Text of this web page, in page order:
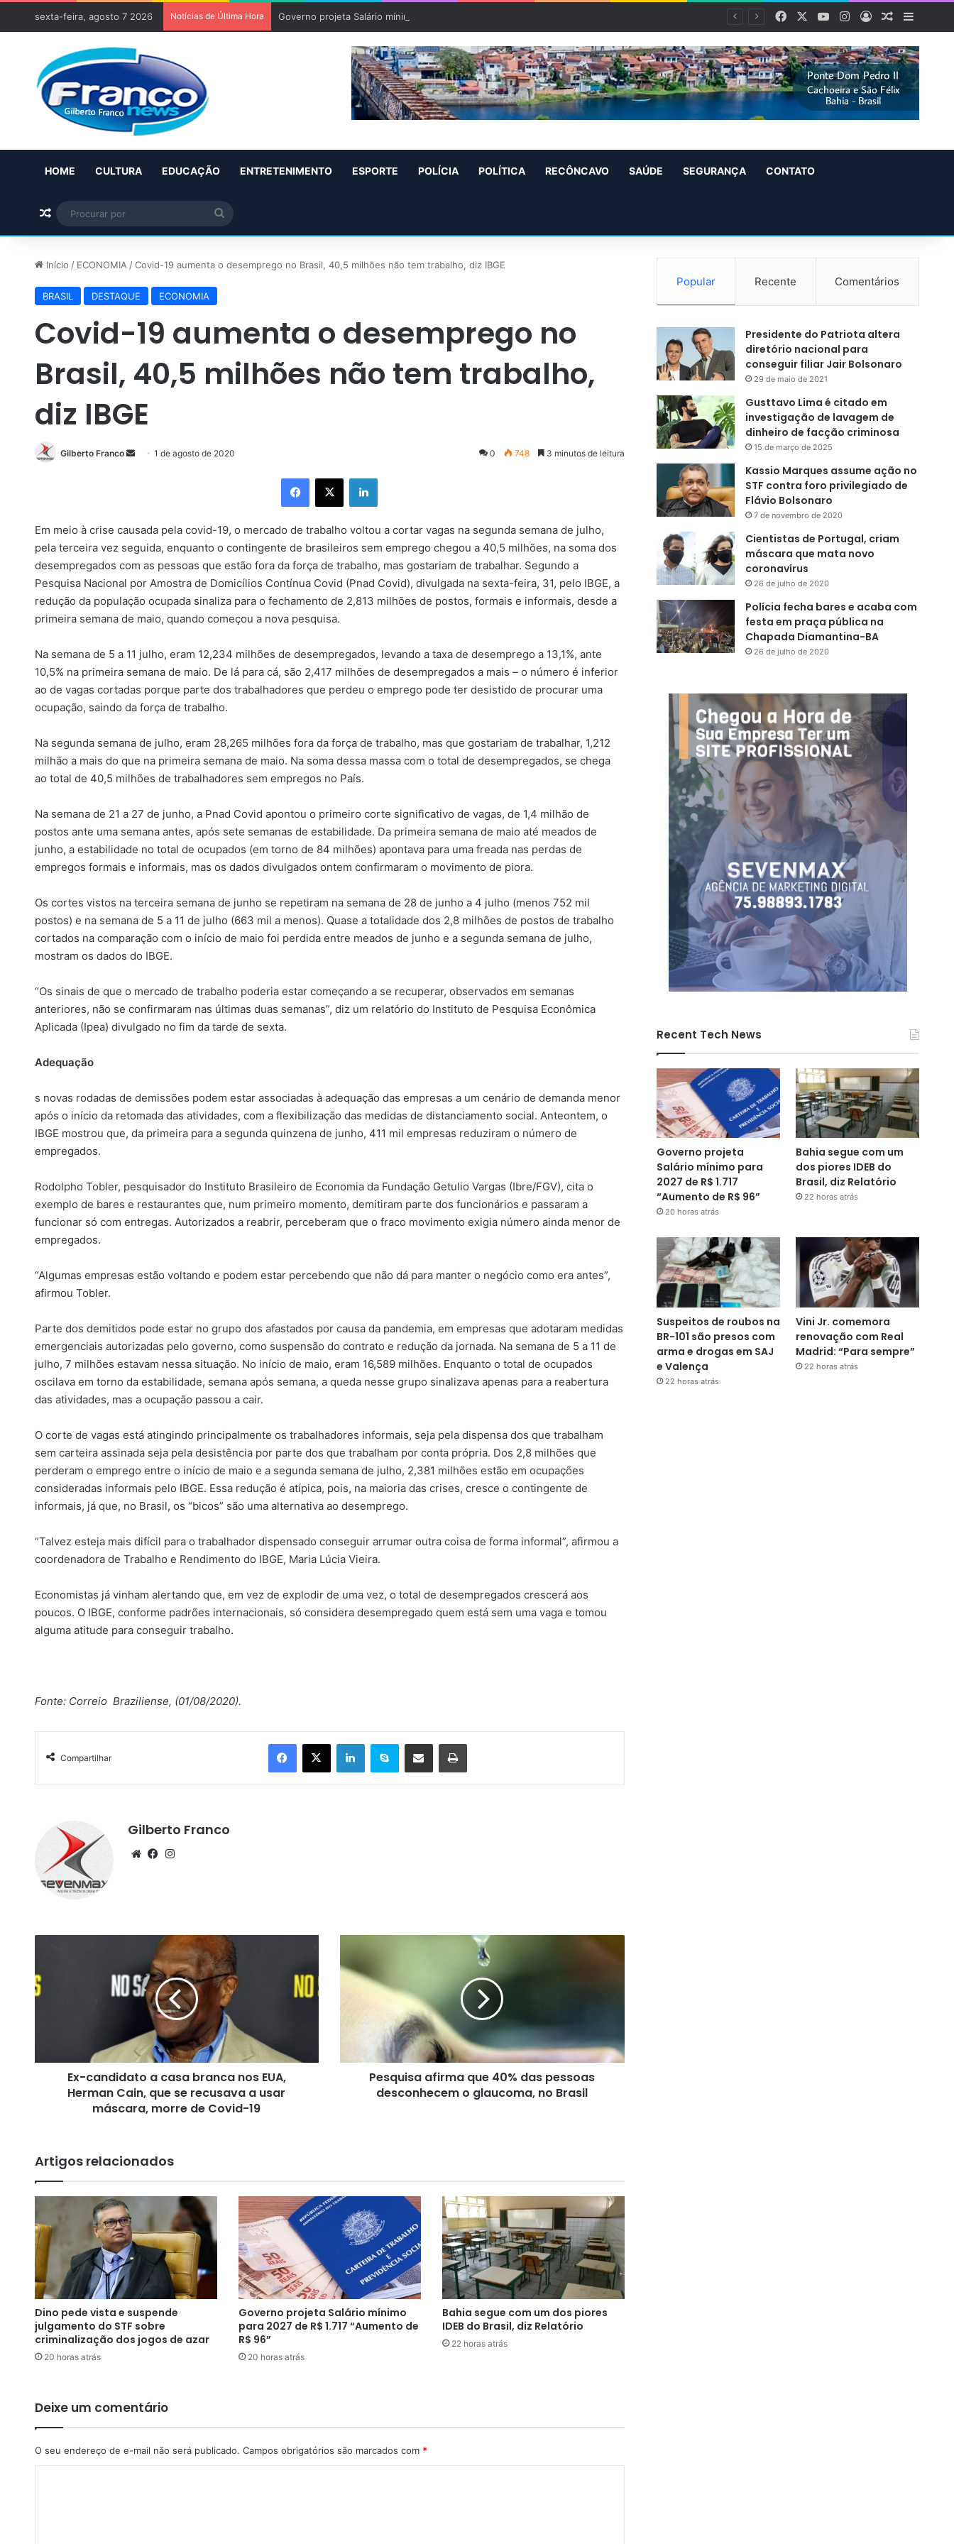
sexta-feira, agosto 7 2026 Notícias de Última Hora Governo projeta Salário mínimo para 2027 de R$ 1.717 “Aumento de R$ 96” FacebookYouTubeInstagram
EntrarArtigo
HOME CULTURA EDUCAÇÃO ENTRETENIMENTO ESPORTE POLÍCIA POLÍTICA RECÔNCAVO SAÚDE SEGURANÇA CONTATO
Artigo aleatório
Procurar
por
Início / ECONOMIA / Covid-19 aumenta o desemprego no Brasil, 40,5 milhões não tem trabalho, diz IBGE
BRASIL DESTAQUE ECONOMIA
Covid-19 aumenta o desemprego no
Brasil, 40,5 milhões não tem trabalho,
diz IBGE
Gilberto Franco
M
m
e
-
m
a
l
1 de agosto de 2020 0 748 3 minutos de leitura
X
Em meio à crise causada pela covid-19, o mercado de trabalho voltou a cortar vagas na segunda semana de julho,
pela terceira vez seguida, enquanto o contingente de brasileiros sem emprego chegou a 40,5 milhões, na soma dos
desempregados com as pessoas que estão fora da força de trabalho, mas gostariam de trabalhar. Segundo a
Pesquisa Nacional por Amostra de Domicílios Contínua Covid (Pnad Covid), divulgada na sexta-feira, 31, pelo IBGE, a
redução da população ocupada sinaliza para o fechamento de 2,813 milhões de postos, formais e informais, desde a
primeira semana de maio, quando começou a nova pesquisa.
Na semana de 5 a 11 julho, eram 12,234 milhões de desempregados, levando a taxa de desemprego a 13,1%, ante
10,5% na primeira semana de maio. De lá para cá, são 2,417 milhões de desempregados a mais – o número é inferior
ao de vagas cortadas porque parte dos trabalhadores que perdeu o emprego pode ter desistido de procurar uma
ocupação, saindo da força de trabalho.
Na segunda semana de julho, eram 28,265 milhões fora da força de trabalho, mas que gostariam de trabalhar, 1,212
milhão a mais do que na primeira semana de maio. Na soma dessa massa com o total de desempregados, se chega
ao total de 40,5 milhões de trabalhadores sem empregos no País.
Na semana de 21 a 27 de junho, a Pnad Covid apontou o primeiro corte significativo de vagas, de 1,4 milhão de
postos ante uma semana antes, após sete semanas de estabilidade. Da primeira semana de maio até meados de
junho, a estabilidade no total de ocupados (em torno de 84 milhões) apontava para uma freada nas perdas de
empregos formais e informais, mas os dados divulgados ontem confirmaram o movimento de piora.
Os cortes vistos na terceira semana de junho se repetiram na semana de 28 de junho a 4 julho (menos 752 mil
postos) e na semana de 5 a 11 de julho (663 mil a menos). Quase a totalidade dos 2,8 milhões de postos de trabalho
cortados na comparação com o início de maio foi perdida entre meados de junho e a segunda semana de julho,
mostram os dados do IBGE.
“Os sinais de que o mercado de trabalho poderia estar começando a se recuperar, observados em semanas
anteriores, não se confirmaram nas últimas duas semanas”, diz um relatório do Instituto de Pesquisa Econômica
Aplicada (Ipea) divulgado no fim da tarde de sexta.
Adequação
s novas rodadas de demissões podem estar associadas à adequação das empresas a um cenário de demanda menor
após o início da retomada das atividades, com a flexibilização das medidas de distanciamento social. Anteontem, o
IBGE mostrou que, da primeira para a segunda quinzena de junho, 411 mil empresas reduziram o número de
empregados.
Rodolpho Tobler, pesquisador do Instituto Brasileiro de Economia da Fundação Getulio Vargas (Ibre/FGV), cita o
exemplo de bares e restaurantes que, num primeiro momento, demitiram parte dos funcionários e passaram a
funcionar só com entregas. Autorizados a reabrir, perceberam que o fraco movimento exigia número ainda menor de
empregados.
“Algumas empresas estão voltando e podem estar percebendo que não dá para manter o negócio como era antes”,
afirmou Tobler.
Parte dos demitidos pode estar no grupo dos afastados por causa da pandemia, em empresas que adotaram medidas
emergenciais autorizadas pelo governo, como suspensão do contrato e redução da jornada. Na semana de 5 a 11 de
julho, 7 milhões estavam nessa situação. No início de maio, eram 16,589 milhões. Enquanto o total de ocupados
oscilava em torno da estabilidade, semana após semana, a queda nesse grupo sinalizava apenas para a reabertura
das atividades, mas a ocupação passou a cair.
O corte de vagas está atingindo principalmente os trabalhadores informais, seja pela dispensa dos que trabalham
sem carteira assinada seja pela desistência por parte dos que trabalham por conta própria. Dos 2,8 milhões que
perderam o emprego entre o início de maio e a segunda semana de julho, 2,381 milhões estão em ocupações
consideradas informais pelo IBGE. Essa redução é atípica, pois, na maioria das crises, cresce o contingente de
informais, já que, no Brasil, os “bicos” são uma alternativa ao desemprego.
“Talvez esteja mais difícil para o trabalhador dispensado conseguir arrumar outra coisa de forma informal”, afirmou a
coordenadora de Trabalho e Rendimento do IBGE, Maria Lúcia Vieira.
Economistas já vinham alertando que, em vez de explodir de uma vez, o total de desempregados crescerá aos
poucos. O IBGE, conforme padrões internacionais, só considera desempregado quem está sem uma vaga e tomou
alguma atitude para conseguir trabalho.
Fonte: Correio Braziliense, (01/08/2020).
Compartilhar
Facebook X Linkedin Skype Compartilhar via e-mail Imprimir
Gilberto Franco
We Fa
-
c
d
s
a
b
a
n
c
a
n
o
s
E
U
A
e
m
a
n
Ex-candidato a casa branca nos EUA,
Herman Cain, que se recusava a usar
máscara, morre de Covid-19
s
a
e
4
%
d
p
e
s
s
o
n
Pesquisa afirma que 40% das pessoas
desconhecem o glaucoma, no Brasil
Artigos relacionados
Dino pede vista e suspende
julgamento do STF sobre
criminalização dos jogos de azar
20 horas atrás
Governo projeta Salário mínimo
para 2027 de R$ 1.717 “Aumento de
R$ 96”
20 horas atrás
Bahia segue com um dos piores
IDEB do Brasil, diz Relatório
22 horas atrás
Deixe um comentário
O seu endereço de e-mail não será publicado. Campos obrigatórios são marcados com *
Popular Recente Comentários
Presidente do Patriota altera
diretório nacional para
conseguir filiar Jair Bolsonaro
29 de maio de 2021
Gusttavo Lima é citado em
investigação de lavagem de
dinheiro de facção criminosa
15 de março de 2025
Kassio Marques assume ação no
STF contra foro privilegiado de
Flávio Bolsonaro
7 de novembro de 2020
Cientistas de Portugal, criam
máscara que mata novo
coronavírus
26 de julho de 2020
Polícia fecha bares e acaba com
festa em praça pública na
Chapada Diamantina-BA
26 de julho de 2020
Recent Tech News
Governo projeta
Salário mínimo para
2027 de R$ 1.717
“Aumento de R$ 96”
20 horas atrás
Bahia segue com um
dos piores IDEB do
Brasil, diz Relatório
22 horas atrás
Suspeitos de roubos na
BR-101 são presos com
arma e drogas em SAJ
e Valença
22 horas atrás
Vini Jr. comemora
renovação com Real
Madrid: “Para sempre”
22 horas atrás